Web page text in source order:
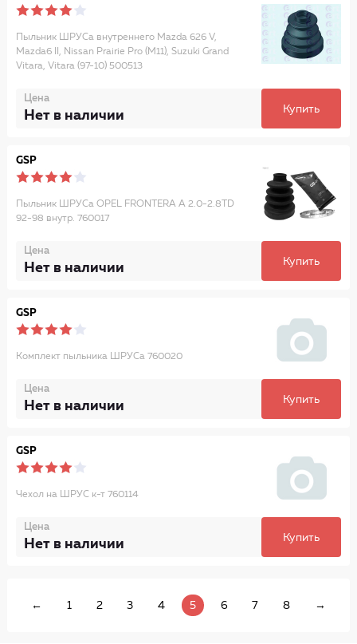
Пыльник ШРУСа внутреннего Mazda 626 V,
Mazda6 II, Nissan Prairie Pro (M11), Suzuki Grand
Vitara, Vitara (97-10) 500513
Цена
Нет в наличии Купить
GSP
Пыльник ШРУСа OPEL FRONTERA A 2.0-2.8TD
92-98 внутр. 760017
Цена
Нет в наличии Купить
GSP
Комплект пыльника ШРУСа 760020
Цена
Нет в наличии Купить
GSP
Чехол на ШРУС к-т 760114
Цена
Нет в наличии Купить
← 1 2 3 4 5 6 7 8 →